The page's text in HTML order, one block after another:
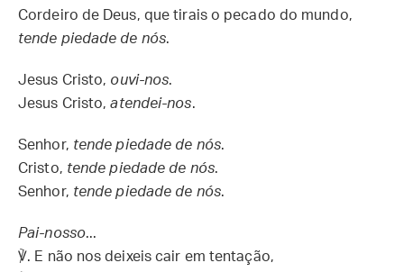
Cordeiro de Deus, que tirais o pecado do mundo,
tende piedade de nós.
Jesus Cristo, ouvi-nos.
Jesus Cristo,atendei-nos.
Senhor, tende piedade de nós.
Cristo, tende piedade de nós.
Senhor, tende piedade de nós.
Pai-nosso...
℣. E não nos deixeis cair em tentação,